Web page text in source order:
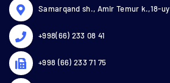
Samarqand sh., Amir Temur k.,18-uy
+998(66) 233 08 41
+998 (66) 233 71 75